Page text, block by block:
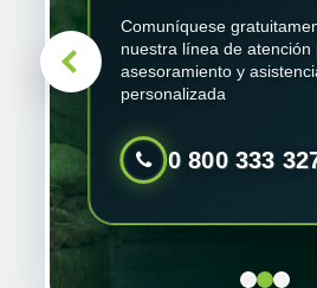
Comuníquese
nuestra línea de atención
asesoramiento y
personalizada
0 800 333